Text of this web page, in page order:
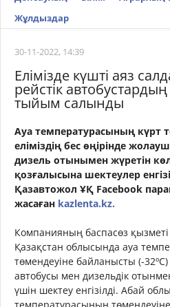
Жұлдыздар
30-11-2022, 14:39
Елімізде күшті аяз
рейстік
тыйым салынды
Ауа температурасының күрт
еліміздің бес өңірінде
дизель отынымен жүретін
қозғалысына шектеулер
Қазавтожол ҰҚ Facebook
жасаған kazlenta.kz.
Компанияның баспасөз
Қазақстан облысында ауа
төмендеуіне байланысты (-
автобусы мен дизельдік
үшін шектеу енгізілді. Абай